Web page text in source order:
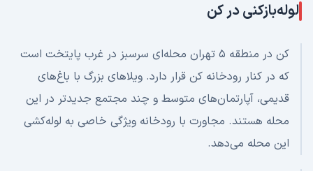
لوله‌بازکنی درکن
کن در منطقه ۵ تهران محله‌ای سرسبز در غرب پایتخت است
که در کنار رودخانه کن قرار دارد. ویلاهای بزرگ با باغ‌های
قدیمی، آپارتمان‌های متوسط و چند مجتمع جدیدتر در این
محله هستند. مجاورت با رودخانه ویژگی خاصی به لوله‌کشی
این محله می‌دهد.